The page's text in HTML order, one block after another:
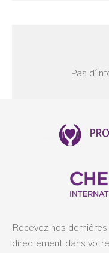
Pas
Recevez nos
directement dans